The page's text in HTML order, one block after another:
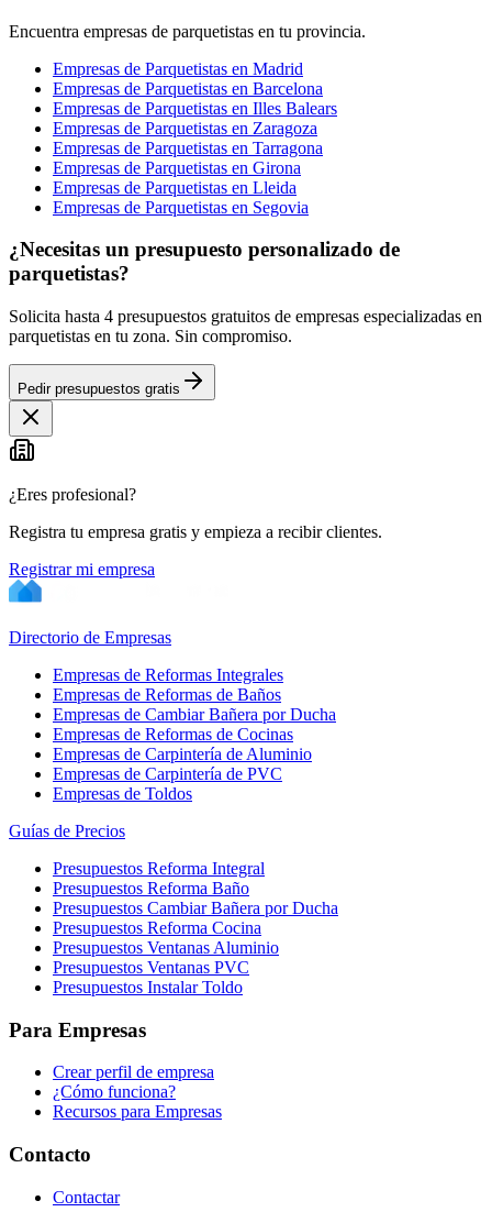
Encuentra empresas de parquetistas en tu provincia.
Empresas de Parquetistas en Madrid
Empresas de Parquetistas en Barcelona
Empresas de Parquetistas en Illes Balears
Empresas de Parquetistas en Zaragoza
Empresas de Parquetistas en Tarragona
Empresas de Parquetistas en Girona
Empresas de Parquetistas en Lleida
Empresas de Parquetistas en Segovia
¿Necesitas un presupuesto personalizado de
parquetistas?
Solicita hasta 4 presupuestos gratuitos de empresas especializadas en
parquetistas en tu zona. Sin compromiso.
Pedir presupuestos gratis
¿Eres profesional?
Registra tu empresa gratis y empieza a recibir clientes.
Registrar mi empresa
Directorio de Empresas
Empresas de Reformas Integrales
Empresas de Reformas de Baños
Empresas de Cambiar Bañera por Ducha
Empresas de Reformas de Cocinas
Empresas de Carpintería de Aluminio
Empresas de Carpintería de PVC
Empresas de Toldos
Guías de Precios
Presupuestos Reforma Integral
Presupuestos Reforma Baño
Presupuestos Cambiar Bañera por Ducha
Presupuestos Reforma Cocina
Presupuestos Ventanas Aluminio
Presupuestos Ventanas PVC
Presupuestos Instalar Toldo
Para Empresas
Crear perfil de empresa
¿Cómo funciona?
Recursos para Empresas
Contacto
Contactar